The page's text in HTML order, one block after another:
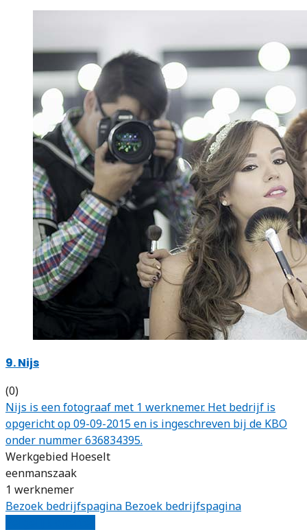
9. Nijs
(0)
Nijs is een fotograaf met 1 werknemer. Het bedrijf is
opgericht op 09-09-2015 en is ingeschreven bij de KBO
onder nummer 636834395.
Werkgebied Hoeselt
eenmanszaak
1 werknemer
Bezoek bedrijfspagina Bezoek bedrijfspagina